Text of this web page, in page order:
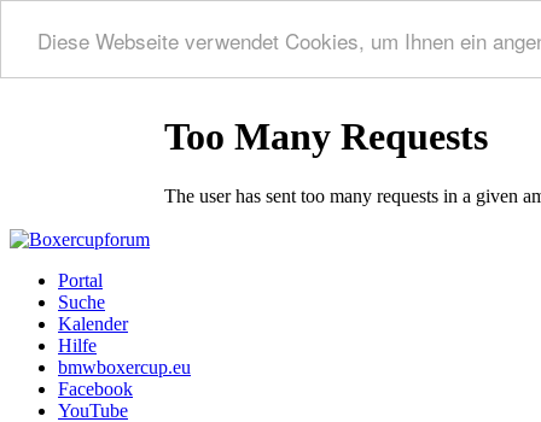
Diese Webseite verwendet Cookies, um Ihnen ein
Portal
Suche
Kalender
Hilfe
bmwboxercup.eu
Facebook
YouTube